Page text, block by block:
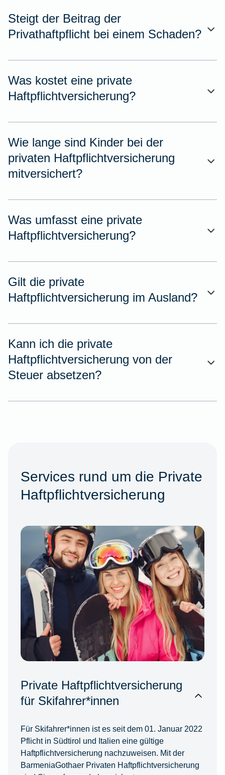
Steigt der Beitrag der
Privathaftpflicht bei einem Schaden?
Was kostet eine private
Haftpflichtversicherung?
Wie lange sind Kinder bei der
privaten Haftpflichtversicherung
mitversichert?
Was umfasst eine private
Haftpflichtversicherung?
Gilt die private
Haftpflichtversicherung im Ausland?
Kann ich die private
Haftpflichtversicherung von der
Steuer absetzen?
Services rund um die Private
Haftpflichtversicherung
Private Haftpflichtversicherung
für Skifahrer*innen
Für Skifahrer*innen ist es seit dem 01. Januar 2022
Pflicht in Südtirol und Italien eine gültige
Haftpflichtversicherung nachzuweisen. Mit der
BarmeniaGothaer Privaten Haftpflichtversicherung